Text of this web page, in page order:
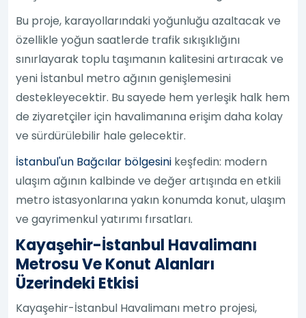
Bu proje, karayollarındaki yoğunluğu azaltacak ve
özellikle yoğun saatlerde trafik sıkışıklığını
sınırlayarak toplu taşımanın kalitesini artıracak ve
yeni İstanbul metro ağının genişlemesini
destekleyecektir. Bu sayede hem yerleşik halk hem
de ziyaretçiler için havalimanına erişim daha kolay
ve sürdürülebilir hale gelecektir.
İstanbul'un Bağcılar bölgesini keşfedin: modern
ulaşım ağının kalbinde ve değer artışında en etkili
metro istasyonlarına yakın konumda konut, ulaşım
ve gayrimenkul yatırımı fırsatları.
Kayaşehir-İstanbul Havalimanı
Metrosu Ve Konut Alanları
Üzerindeki Etkisi
Kayaşehir-İstanbul Havalimanı metro projesi,